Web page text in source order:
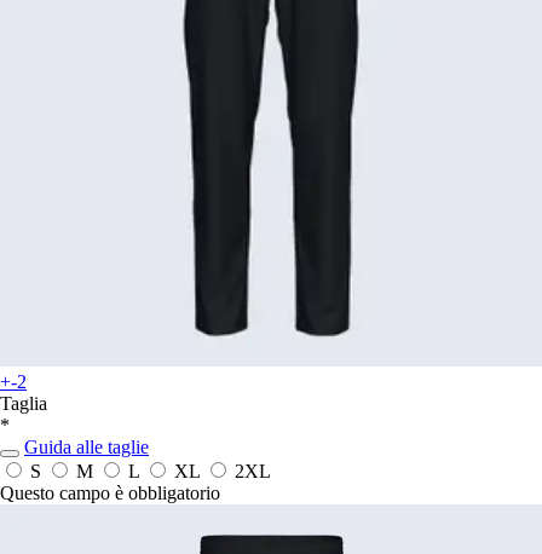
+-2
Taglia
*
Guida alle taglie
S
M L XL
2XL
Questo campo è obbligatorio